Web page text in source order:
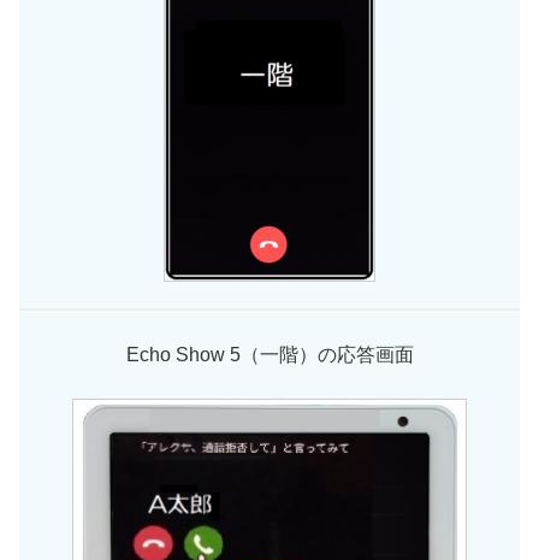
Echo Show 5（一階）の応答画面